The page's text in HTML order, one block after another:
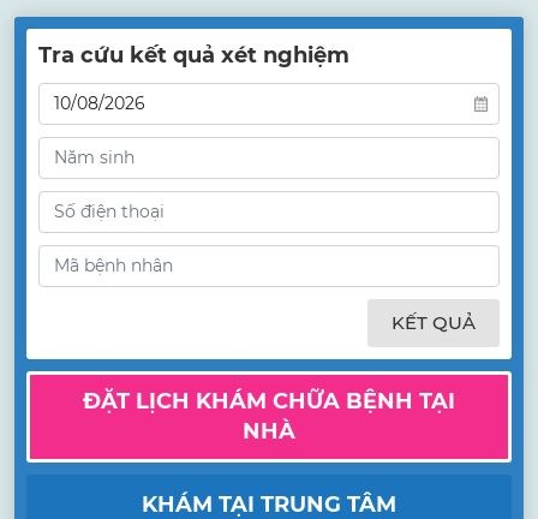
Tra cứu kết quả xét nghiệm
KẾT QUẢ
ĐẶT LỊCH KHÁM CHỮA BỆNH TẠI
NHÀ
KHÁM TẠI TRUNG TÂM